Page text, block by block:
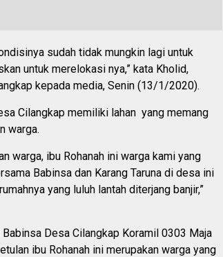
sudah tidak mungkin lagi untuk
untuk merelokasi nya,” kata Kholid,
kepada media, Senin (13/1/2020).
Cilangkap memiliki lahan yang memang
warga.
warga, ibu Rohanah ini warga kami yang
Babinsa dan Karang Taruna di desa ini
yang luluh lantah diterjang banjir,”
Desa Cilangkap Koramil 0303 Maja
ibu Rohanah ini merupakan warga yang